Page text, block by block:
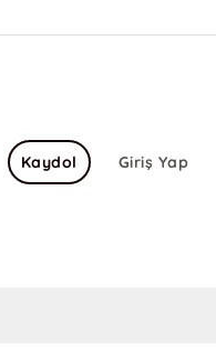
Giriş Yap
Kaydol